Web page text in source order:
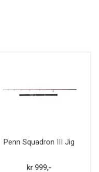
Penn Squadron III Jig
kr 999,-